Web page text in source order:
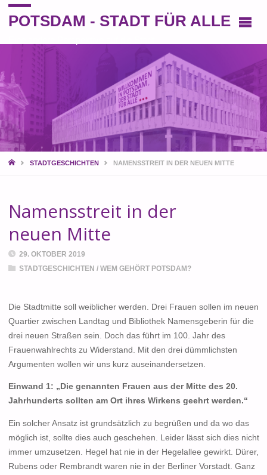
POTSDAM - STADT FÜR ALLE
STARTSTADTGESCHICHTEN NAMENSSTREIT IN DER NEUEN MITTE
Namensstreit in der
neuen Mitte
29. OKTOBER 2019
STADTGESCHICHTEN /WEM GEHÖRT POTSDAM?
Die Stadtmitte soll weiblicher werden. Drei Frauen sollen im neuen
Quartier zwischen Landtag und Bibliothek Namensgeberin für die
drei neuen Straßen sein. Doch das führt im 100. Jahr des
Frauenwahlrechts zu Widerstand. Mit den drei dümmlichsten
Argumenten wollen wir uns kurz auseinandersetzen.
Einwand 1: „Die genannten Frauen aus der Mitte des 20.
Jahrhunderts sollten am Ort ihres Wirkens geehrt werden.“
Ein solcher Ansatz ist grundsätzlich zu begrüßen und da wo das
möglich ist, sollte dies auch geschehen. Leider lässt sich dies nicht
immer umzusetzen. Hegel hat nie in der Hegelallee gewirkt. Dürer,
Rubens oder Rembrandt waren nie in der Berliner Vorstadt. Ganz